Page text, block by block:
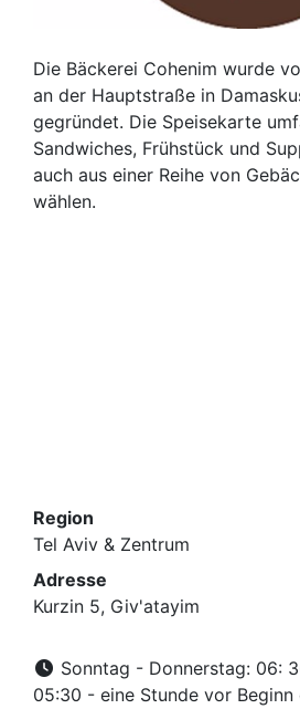
Die Bäckerei Cohenim wurde
an der Hauptstraße in
gegründet. Die Speisekarte
Sandwiches, Frühstück und
auch aus einer Reihe von
wählen.
Region
Tel Aviv & Zentrum
Adresse
Kurzin 5, Giv'atayim
Sonntag - Donnerstag: 06:
05:30 - eine Stunde vor Beginn